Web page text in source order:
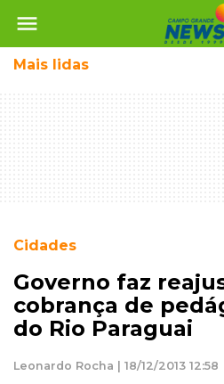
menu
Mais lidas
Cidades
Governo faz
cobrança de
do Rio Paraguai
Leonardo Rocha | 18/12/2013 12:58